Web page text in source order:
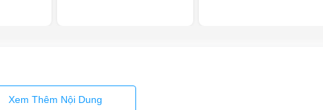
Xem Thêm Nội Dung